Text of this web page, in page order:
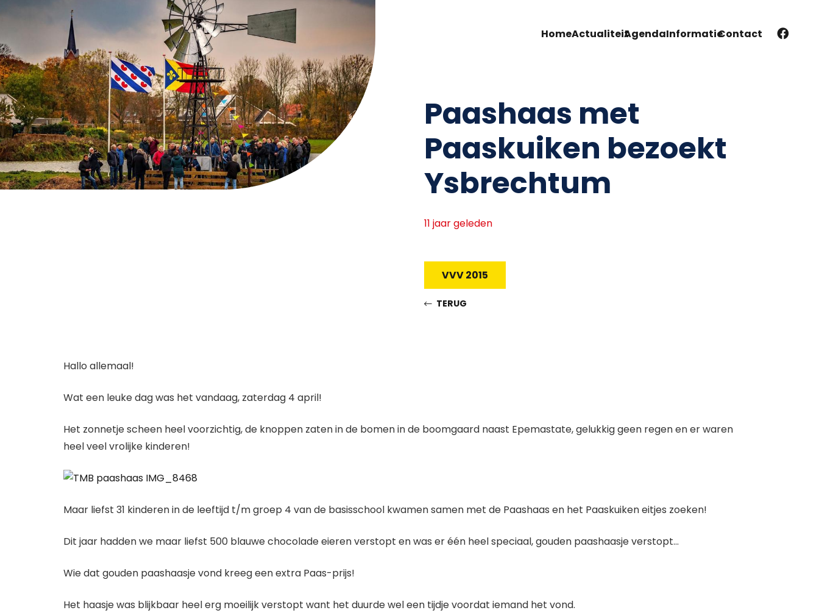
HomeActualiteitAgendaInformatieContact
Paashaas met
Paaskuiken bezoekt
Ysbrechtum
11 jaar geleden
VVV 2015
TERUG
Hallo allemaal!
Wat een leuke dag was het vandaag, zaterdag 4 april!
Het zonnetje scheen heel voorzichtig, de knoppen zaten in de bomen in de boomgaard naast Epemastate, gelukkig geen regen en er waren
heel veel vrolijke kinderen!
Maar liefst 31 kinderen in de leeftijd t/m groep 4 van de basisschool kwamen samen met de Paashaas en het Paaskuiken eitjes zoeken!
Dit jaar hadden we maar liefst 500 blauwe chocolade eieren verstopt en was er één heel speciaal, gouden paashaasje verstopt…
Wie dat gouden paashaasje vond kreeg een extra Paas-prijs!
Het haasje was blijkbaar heel erg moeilijk verstopt want het duurde wel een tijdje voordat iemand het vond.